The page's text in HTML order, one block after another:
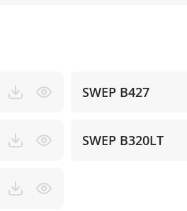
SWEP B427
SWEP B320LT